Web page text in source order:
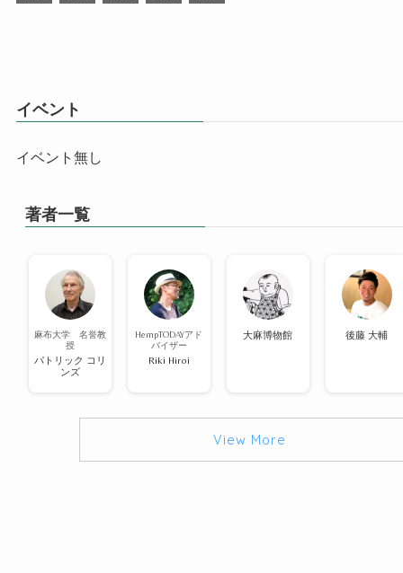
イベント
イベント無し
著者一覧
麻布大学 名誉教
授
パトリック コリ
ンズ
HempTODAYアド
バイザー
Riki Hiroi
大麻博物館 後藤 大輔
View More